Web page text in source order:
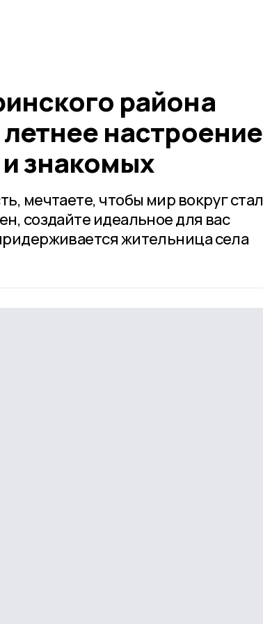
района
настроение
знакомых
мечтаете, чтобы мир вокруг стал
создайте идеальное для вас
жительница села